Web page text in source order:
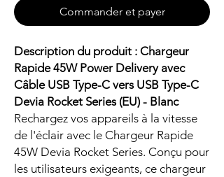
Commander et payer
Description du produit : Chargeur
Rapide 45W Power Delivery avec
Câble USB Type-C vers USB Type-C
Devia Rocket Series (EU) - Blanc
Rechargez vos appareils à la vitesse
de l'éclair avec le Chargeur Rapide
45W Devia Rocket Series. Conçu pour
les utilisateurs exigeants, ce chargeur